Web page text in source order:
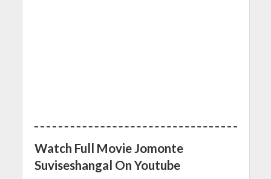
Watch Full Movie Jomonte
Suviseshangal On Youtube